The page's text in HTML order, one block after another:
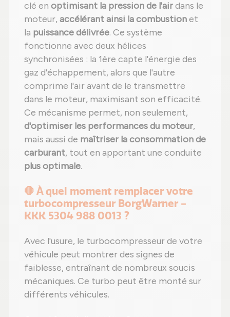
clé en optimisant la pression de l'airdans le
moteur, accélérant ainsi la combustionet
la puissance délivrée. Ce système
fonctionne avec deux hélices
synchronisées : la 1ère capte l'énergie des
gaz d'échappement, alors que l'autre
comprime l'air avant de le transmettre
dans le moteur, maximisant son efficacité.
Ce mécanisme permet, non seulement,
d'optimiser les performances du moteur,
mais aussi de maîtriser la consommation de
carburant, tout en apportant une conduite
plus optimale.
🛑 À quel moment remplacer votre
turbocompresseur BorgWarner -
KKK 5304 988 0013 ?
Avec l'usure, le turbocompresseur de votre
véhicule peut montrer des signes de
faiblesse, entraînant de nombreux soucis
mécaniques. Ce turbo peut être monté sur
différents véhicules.